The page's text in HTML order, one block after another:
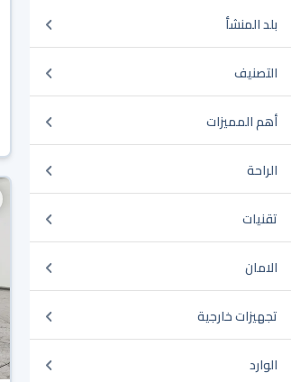
بلد المنشأ
التصنيف
أهم المميزات
الراحة
تقنيات
الامان
تجهيزات خارجية
الوارد